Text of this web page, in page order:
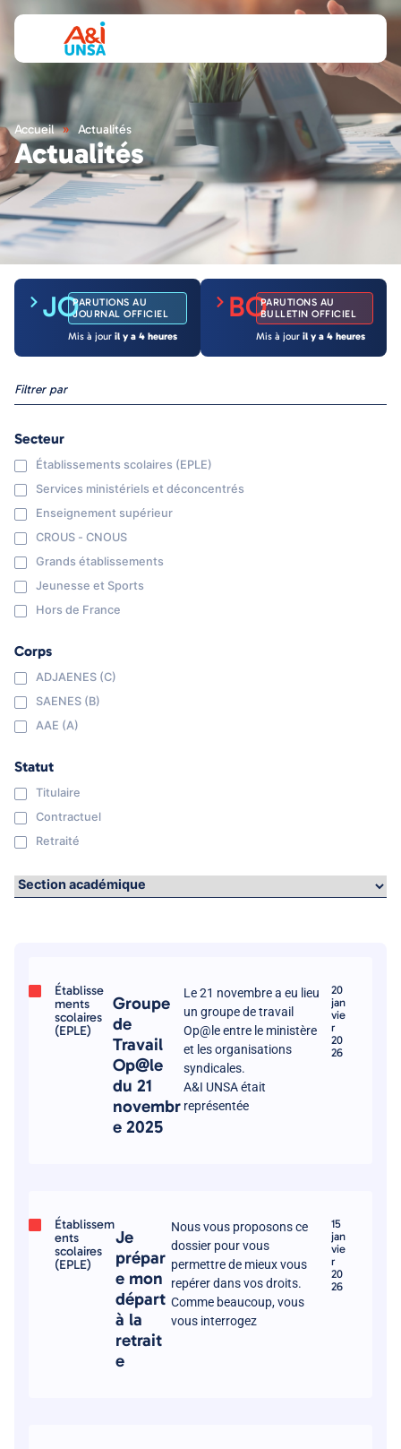
Accueil » Actualités
Actualités
Filtrer par
Secteur
Établissements scolaires (EPLE)
Services ministériels et déconcentrés
Enseignement supérieur
CROUS - CNOUS
Grands établissements
Jeunesse et Sports
Hors de France
Corps
ADJAENES (C)
SAENES (B)
AAE (A)
Statut
Titulaire
Contractuel
Retraité
Établisse
ments
scolaires
(EPLE)
Groupe
de
Travail
Op@le
du 21
novembr
e 2025
Le 21 novembre a eu lieu
un groupe de travail
Op@le entre le ministère
et les organisations
syndicales.
A&I UNSA était
représentée
20
jan
vie
r
20
26
Établissem
ents
scolaires
(EPLE)
Je
prépar
e mon
départ
à la
retrait
e
Nous vous proposons ce
dossier pour vous
permettre de mieux vous
repérer dans vos droits.
Comme beaucoup, vous
vous interrogez
15
jan
vie
r
20
26
JOPARUTIONS AU
JOURNAL OFFICIEL
Mis à jouril y a 4 heures
BOPARUTIONS AU
BULLETIN OFFICIEL
Mis à jour il y a 4 heures